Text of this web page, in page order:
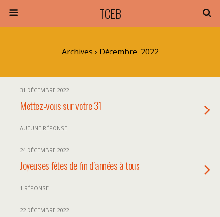
TCEB
Archives › Décembre, 2022
31 DÉCEMBRE 2022
Mettez-vous sur votre 31
AUCUNE RÉPONSE
24 DÉCEMBRE 2022
Joyeuses fêtes de fin d’années à tous
1 RÉPONSE
22 DÉCEMBRE 2022